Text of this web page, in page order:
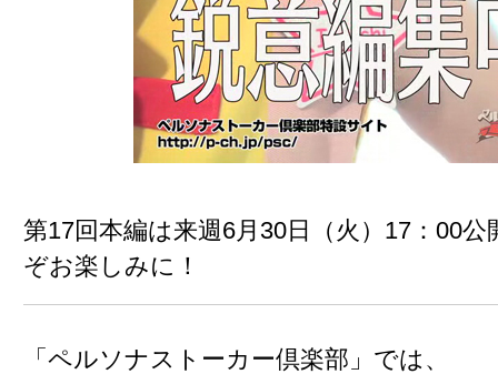
第17回本編は来週6月30日（火）17：00公
ぞお楽しみに！
「ペルソナストーカー倶楽部」では、